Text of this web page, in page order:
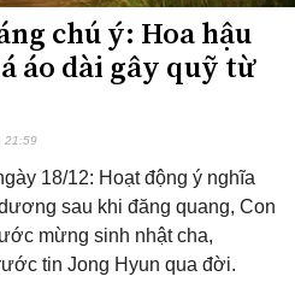
chú ý: Hoa hậu
áo dài gây quỹ từ
21:59
18/12: Hoạt động ý nghĩa
sau khi đăng quang, Con
mừng sinh nhật cha,
tin Jong Hyun qua đời.